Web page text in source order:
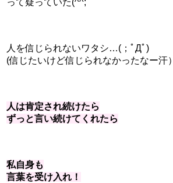
って疑っていた(^^;
人を信じられないワタシ…(；ﾟДﾟ)
(信じたいけど信じられなかったなー汗）
人は肯定され続けたら
ずっと言い続けてくれたら
私自身も
言葉を受け入れ！